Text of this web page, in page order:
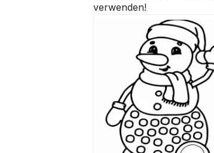
verwenden!